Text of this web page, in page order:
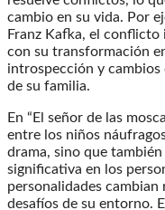
cambio en su vida. Por
Franz Kafka, el conflicto
con su transformación
introspección y
de su familia.
En “El señor de las
entre los niños
drama, sino que
significativa en los
personalidades cambian
desafíos de su entorno.